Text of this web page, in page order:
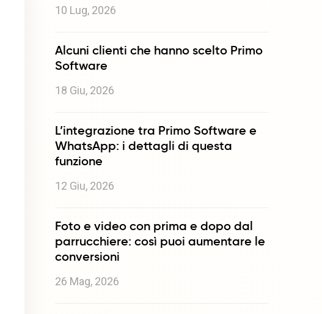
10 Lug, 2026
Alcuni clienti che hanno scelto Primo
Software
18 Giu, 2026
L’integrazione tra Primo Software e
WhatsApp: i dettagli di questa
funzione
12 Giu, 2026
Foto e video con prima e dopo dal
parrucchiere: così puoi aumentare le
conversioni
26 Mag, 2026